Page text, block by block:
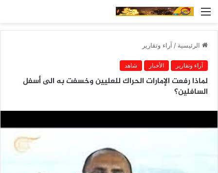
القائمة
الرئيسية / آراء وتقارير
آراء وتقارير الأخبار شاهد
لماذا رفعت الإمارات الحراك للعليين وخسفت به الى أسفل
السافلين؟